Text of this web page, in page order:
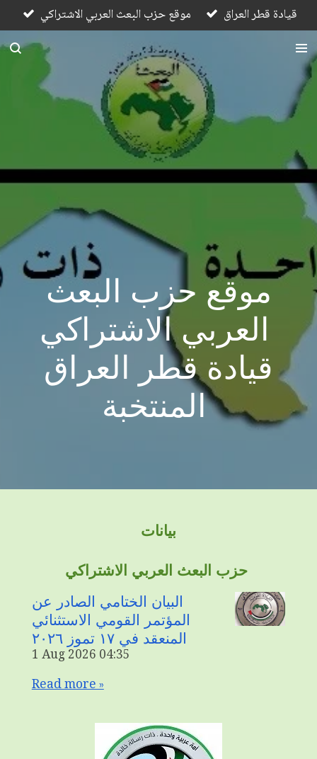
Skip
to
main
موقع حزب البعث العربي الاشتراكي قيادة قطر العراق
موقع حزب البعث
قيادة قطر العراق
المنتخبة
بيانات
البيان الختامي الصادر عن
المؤتمر القومي الاستثنائي
المنعقد في ١٧ تموز ٢٠٢٦
1 Aug 2026 04:35
Read more »